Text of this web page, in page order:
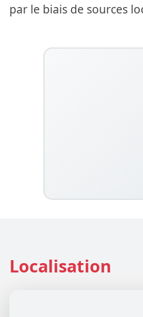
par le biais de sources
Localisation